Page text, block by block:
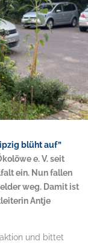
blüht auf”
e. V. seit
ein. Nun fallen
weg. Damit ist
Antje
und bittet